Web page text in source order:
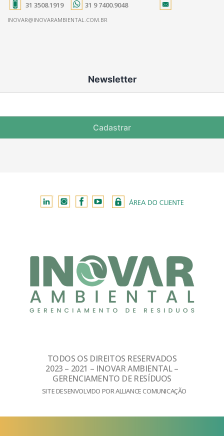
31 3508.1919 31 9 7400.9048
INOVAR@INOVARAMBIENTAL.COM.BR
Newsletter
Cadastrar
TODOS OS DIREITOS RESERVADOS
2023 – 2021 – INOVAR AMBIENTAL –
GERENCIAMENTO DE RESÍDUOS
SITE DESENVOLVIDO POR ALLIANCE COMUNICAÇÃO